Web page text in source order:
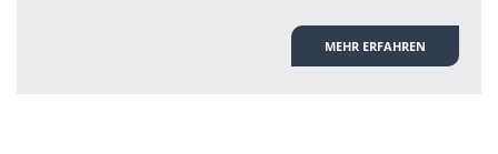
MEHR ERFAHREN